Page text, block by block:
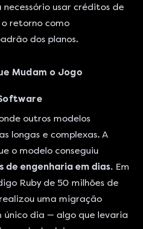
usar créditos de
retorno como
dos planos.
Mudam o Jogo
outros modelos
longas e complexas. A
o modelo conseguiu
de engenharia em dias. Em
Ruby de 50 milhões de
uma migração
único dia — algo que levaria